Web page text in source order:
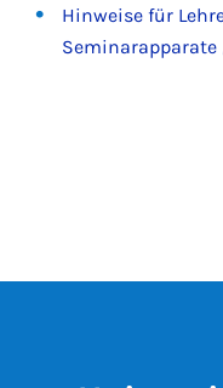
Hinweise für
Seminarapparate